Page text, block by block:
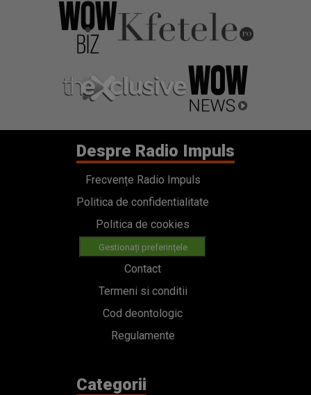
Despre Radio Impuls
Frecvențe Radio Impuls
Politica de confidentialitate
Politica de cookies
Gestionați preferințele
Contact
Termeni si conditii
Cod deontologic
Regulamente
Categorii